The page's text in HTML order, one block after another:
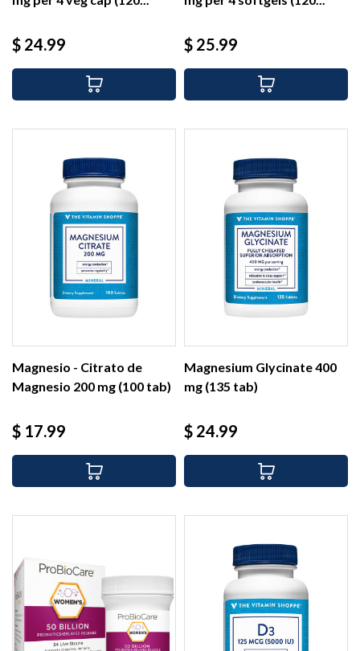
Precio
$ 24.99 Precio
$ 25.99
Magnesio - Citrato de
Magnesio 200 mg (100 tab)
Precio
$ 17.99
Magnesium Glycinate 400
mg (135 tab)
Precio
$ 24.99